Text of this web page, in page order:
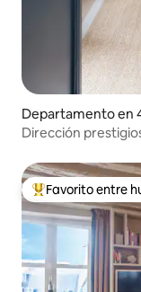
Departamento en
Dirección
De los mejores
Favorito entre